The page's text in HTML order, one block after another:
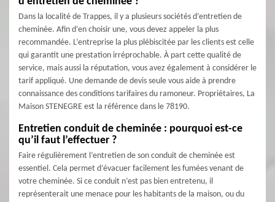
Dans la localité de Trappes, il y a plusieurs sociétés d’entretien de
cheminée. Afin d’en choisir une, vous devez appeler la plus
recommandée. L’entreprise la plus plébiscitée par les clients est celle
qui garantit une prestation irréprochable. À part cette qualité de
service, mais aussi la réputation, vous avez également à considérer le
tarif appliqué. Une demande de devis seule vous aide à prendre
connaissance des conditions tarifaires du ramoneur. Propriétaires, La
Maison STENEGRE est la référence dans le 78190.
Entretien conduit de cheminée : pourquoi est-ce
qu’il faut l’effectuer ?
Faire régulièrement l’entretien de son conduit de cheminée est
essentiel. Cela permet d’évacuer facilement les fumées venant de
votre cheminée. Si ce conduit n’est pas bien entretenu, il
représenterait une menace pour les habitants de la maison, ou du